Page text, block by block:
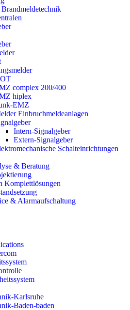
complex 200/400
hiplex
EMZ
Einbruchmeldeanlagen
Intern-Signalgeber
Extern-Signalgeber
Schalteinrichtungen
& Beratung
Komplettlösungen
& Alarmaufschaltung
Karlsruhe
Baden-baden